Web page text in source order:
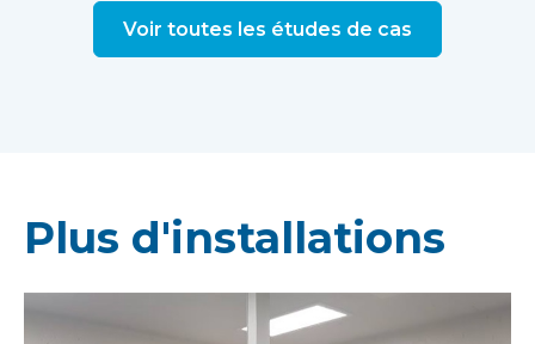
Voir toutes les études de cas
Plus d'installations